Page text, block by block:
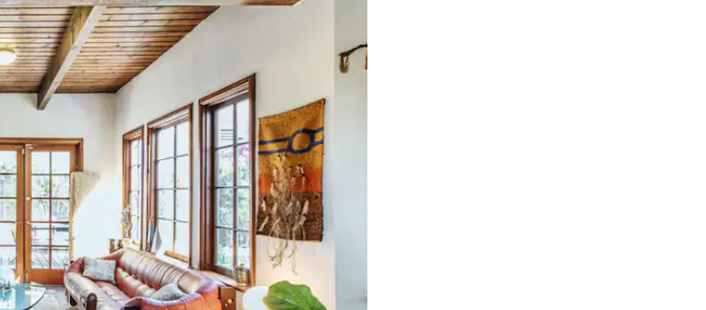
vers le haut et vers le bas, ou en appuyant dessus et en les faisant glisser.